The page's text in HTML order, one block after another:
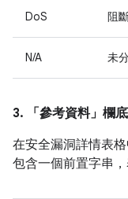
DoS 阻
N/A 未
3. 「參考資料」 欄
在安全漏洞詳情表格
包含一個前置字串